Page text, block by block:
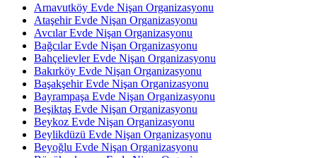
Arnavutköy Evde Nişan Organizasyonu
Ataşehir Evde Nişan Organizasyonu
Avcılar Evde Nişan Organizasyonu
Bağcılar Evde Nişan Organizasyonu
Bahçelievler Evde Nişan Organizasyonu
Bakırköy Evde Nişan Organizasyonu
Başakşehir Evde Nişan Organizasyonu
Bayrampaşa Evde Nişan Organizasyonu
Beşiktaş Evde Nişan Organizasyonu
Beykoz Evde Nişan Organizasyonu
Beylikdüzü Evde Nişan Organizasyonu
Beyoğlu Evde Nişan Organizasyonu